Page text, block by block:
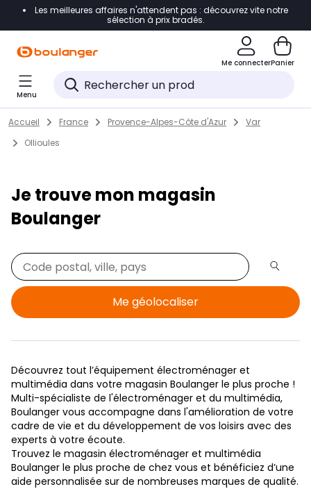
Accéder directement à la navigation
Accéder directement au pied de page
Accéder directement au chatbot
Les meilleures affaires n'attendent pas : découvrez vite notre
sélection à prix bradés.
Me connecterPanier
Menu
Skip to content
Return to Nav
Accueil France Provence-Alpes-Côte d'Azur
Var
Ollioules
Je trouve mon magasin
Boulanger
Me géolocaliser
Découvrez tout l’équipement électroménager et
multimédia dans votre magasin Boulanger le plus proche !
Multi-spécialiste de l'électroménager et du multimédia,
Boulanger vous accompagne dans l'amélioration de votre
cadre de vie et du développement de vos loisirs avec des
experts à votre écoute.
Trouvez le magasin électroménager et multimédia
Boulanger le plus proche de chez vous et bénéficiez d’une
aide personnalisée sur de nombreuses marques de qualité.